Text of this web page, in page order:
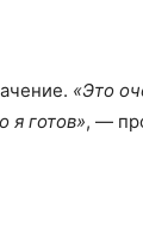
«Это
я готов», —